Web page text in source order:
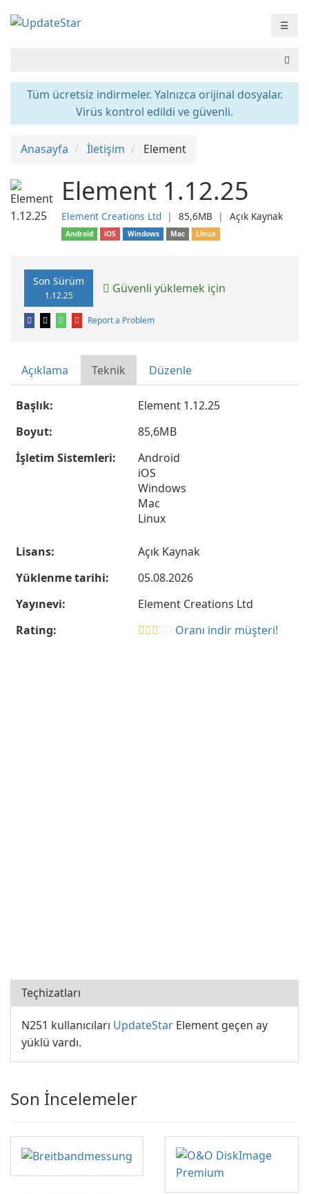
☰
Tüm ücretsiz indirmeler. Yalnızca orijinal dosyalar.
Virüs kontrol edildi ve güvenli.
Anasayfa İletişim Element
Element 1.12.25
Element Creations Ltd ❘ 85,6MB ❘ Açık Kaynak
Android iOS Windows Mac Linux
Son Sürüm
1.12.25 Güvenli yüklemek için
Report a Problem
Açıklama Teknik Düzenle
Başlık:
Element 1.12.25
Boyut:
85,6MB
İşletim Sistemleri:
Android
iOS
Windows
Mac
Linux
Lisans:
Açık Kaynak
Yüklenme tarihi:
05.08.2026
Yayınevi:
Element Creations Ltd
Rating:
Oranı indir müşteri!
Teçhizatları
N251 kullanıcıları UpdateStar Element geçen ay
yüklü vardı.
Son İncelemeler